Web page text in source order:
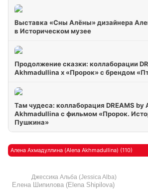
Выставка «Сны Алёны» дизайнера
в Историческом музее
Продолжение сказки: коллаборации
Akhmadullina x «Пророк» с брендом
Там чудеса: коллаборация DREAMS by
Akhmadullina с фильмом «Пророк.
Пушкина»
Алена Ахмадуллина (Alena Akhmadullina) (110)
Елена Шипилова (Elena Shipilova)
Джессика Альба (Jessica Alba)